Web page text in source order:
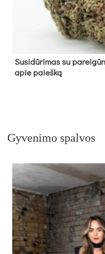
Su­si­dū­ri­mas su
apie paieš­ką
Gyvenimo spalvos